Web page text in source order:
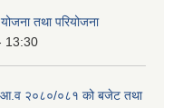
तथा परियोजना
13:30
आ.व २०८०/०८१ को बजेट तथा